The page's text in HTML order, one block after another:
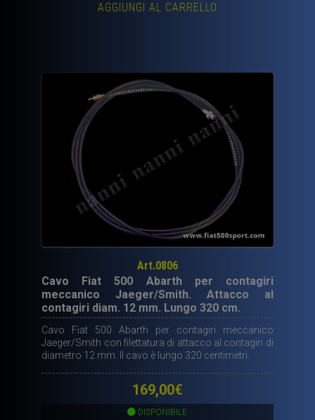
AGGIUNGI AL CARRELLO
Art.0806
Cavo Fiat 500 Abarth per contagiri
meccanico Jaeger/Smith. Attacco al
contagiri diam. 12 mm. Lungo 320 cm.
Cavo Fiat 500 Abarth per contagiri meccanico
Jaeger/Smith con filettatura di attacco al contagiri di
diametro 12 mm. Il cavo è lungo 320 centimetri.
169,00€
DISPONIBILE